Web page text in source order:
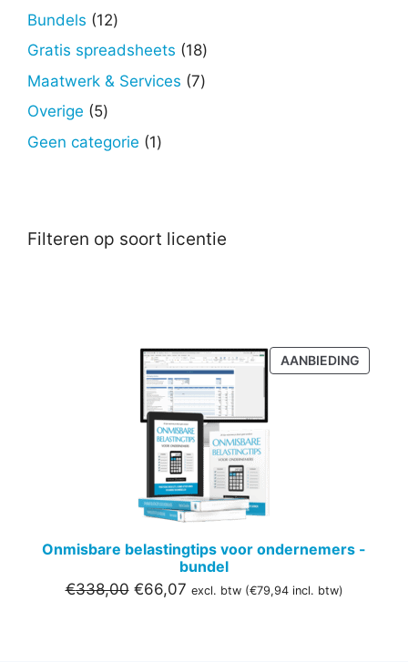
Bundels 1212
producten
Gratis spreadsheets 1818
producten
Maatwerk & Services 77
Overige 55
producten
Geen categorie 11
Filteren op soort licentie
AANBIEDING
IN
Onmisbare belastingtips voor ondernemers -
bundel
€338,00 Oorspronkelijke
€66,07Huidige
excl. btw (€79,94incl. btw)